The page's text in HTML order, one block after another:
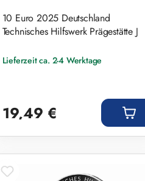
10 Euro 2025 Deutschland
Technisches Hilfswerk Prägestätte J
Lieferzeit ca. 2-4 Werktage
19,49 €